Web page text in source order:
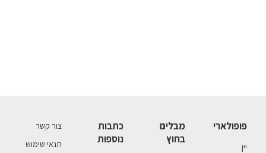
פופולארי
יין
מבלים
בחוץ
כתבות
נוספות
צור קשר
תנאי שימוש